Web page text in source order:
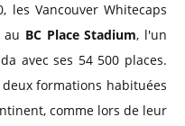
les Vancouver Whitecaps
au BC Place Stadium, l'un
avec ses 54 500 places.
formations habituées
comme lors de leur